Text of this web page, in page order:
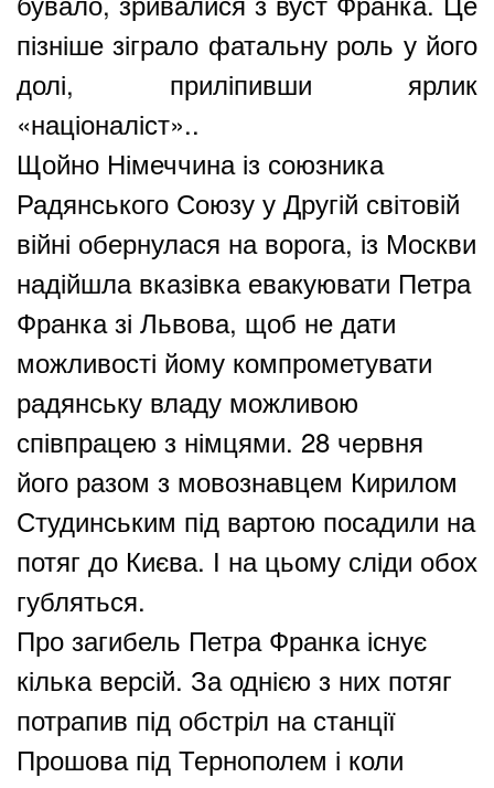
пізніше зіграло фатальну роль у його
долі, приліпивши ярлик
«націоналіст»..
Щойно Німеччина із союзника
Радянського Союзу у Другій світовій
війні обернулася на ворога, із Москви
надійшла вказівка евакуювати Петра
Франка зі Львова, щоб не дати
можливості йому компрометувати
радянську владу можливою
співпрацею з німцями. 28 червня
його разом з мовознавцем Кирилом
Студинським під вартою посадили на
потяг до Києва. І на цьому сліди обох
губляться.
Про загибель Петра Франка існує
кілька версій. За однією з них потяг
потрапив під обстріл на станції
Прошова під Тернополем і коли